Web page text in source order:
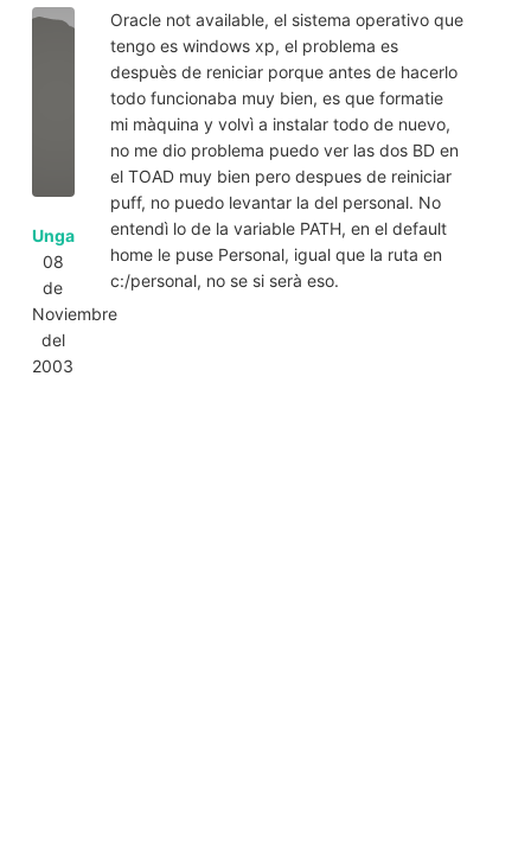
Unga
08
de
Noviembre
del
2003
Oracle not available, el sistema operativo que
tengo es windows xp, el problema es
despuès de reniciar porque antes de hacerlo
todo funcionaba muy bien, es que formatie
mi màquina y volvì a instalar todo de nuevo,
no me dio problema puedo ver las dos BD en
el TOAD muy bien pero despues de reiniciar
puff, no puedo levantar la del personal. No
entendì lo de la variable PATH, en el default
home le puse Personal, igual que la ruta en
c:/personal, no se si serà eso.